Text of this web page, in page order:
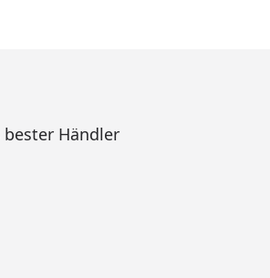
Händler